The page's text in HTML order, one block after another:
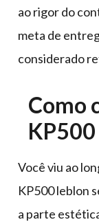
ao rigor do
meta de
considerado
Como
Você viu ao
KP500 leblon
a parte